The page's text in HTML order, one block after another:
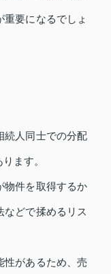
要になるでしょ
続人同士での分配
ます。
物件を取得するか
などで揉めるリス
性があるため、売